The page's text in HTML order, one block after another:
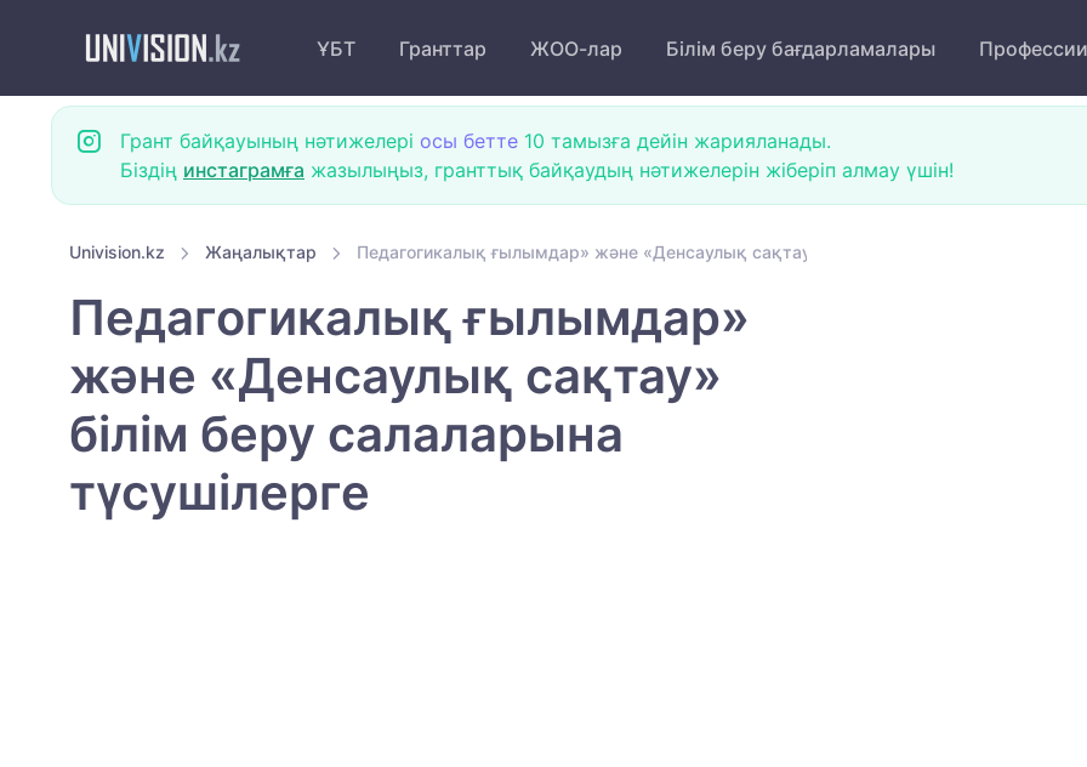
ҰБТ Гранттар ЖОО-лар Білім беру бағдарламалары Профессии
Грант байқауының нәтижелері осы бетте 10 тамызға дейін жарияланады.
Біздің инстаграмға жазылыңыз, гранттық байқаудың нәтижелерін жіберіп алмау үшін!
Univision.kz Жаңалықтар Педагогикалық ғылымдар» және «Денсаулық сақтау» білім беру салаларына
Педагогикалық ғылымдар»
және «Денсаулық сақтау»
білім беру салаларына
түсушілерге